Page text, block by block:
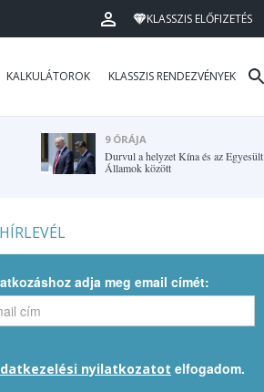
KLASSZIS ELŐFIZETÉS
KALKULÁTOROK KLASSZIS RENDEZVÉNYEK
9 ÓRÁJA
Durvul a helyzet Kína és az Egyesült
Államok között
adja meg email címét:
nyilatkozatot elfogadom.